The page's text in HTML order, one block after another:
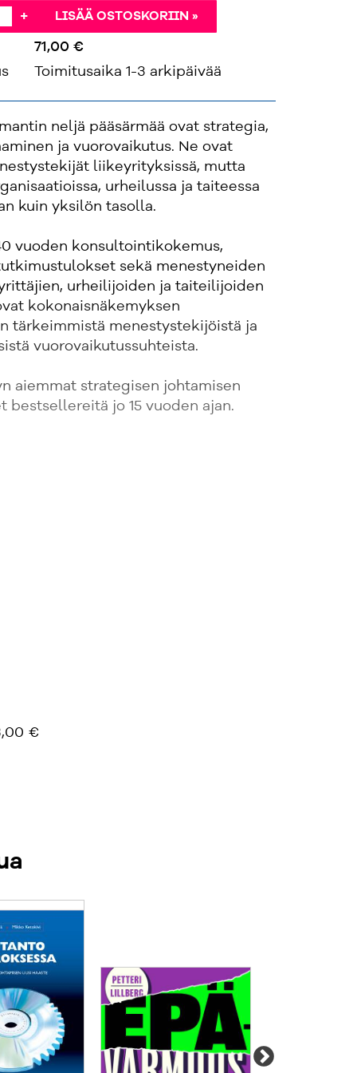
+ LISÄÄ OSTOSKORIIN »
71,00 €
Toimitusaika 1-3 arkipäivää
neljä pääsärmää ovat strategia,
ja vuorovaikutus. Ne ovat
liikeyrityksissä, mutta
urheilussa ja taiteessa
kuin yksilön tasolla.
vuoden konsultointikokemus,
sekä menestyneiden
urheilijoiden ja taiteilijoiden
kokonaisnäkemyksen
tärkeimmistä menestystekijöistä ja
vuorovaikutussuhteista.
aiemmat strategisen johtamisen
bestsellereitä jo 15 vuoden ajan.
€